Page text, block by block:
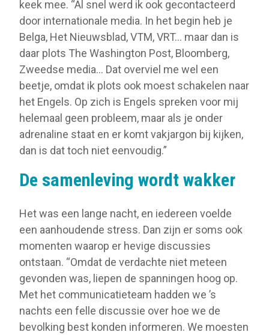
keek mee. “Al snel werd ik ook gecontacteerd
door internationale media. In het begin heb je
Belga, Het Nieuwsblad, VTM, VRT… maar dan is
daar plots The Washington Post, Bloomberg,
Zweedse media… Dat overviel me wel een
beetje, omdat ik plots ook moest schakelen naar
het Engels. Op zich is Engels spreken voor mij
helemaal geen probleem, maar als je onder
adrenaline staat en er komt vakjargon bij kijken,
dan is dat toch niet eenvoudig.”
De samenleving wordt wakker
Het was een lange nacht, en iedereen voelde
een aanhoudende stress. Dan zijn er soms ook
momenten waarop er hevige discussies
ontstaan. “Omdat de verdachte niet meteen
gevonden was, liepen de spanningen hoog op.
Met het communicatieteam hadden we ’s
nachts een felle discussie over hoe we de
bevolking best konden informeren. We moesten